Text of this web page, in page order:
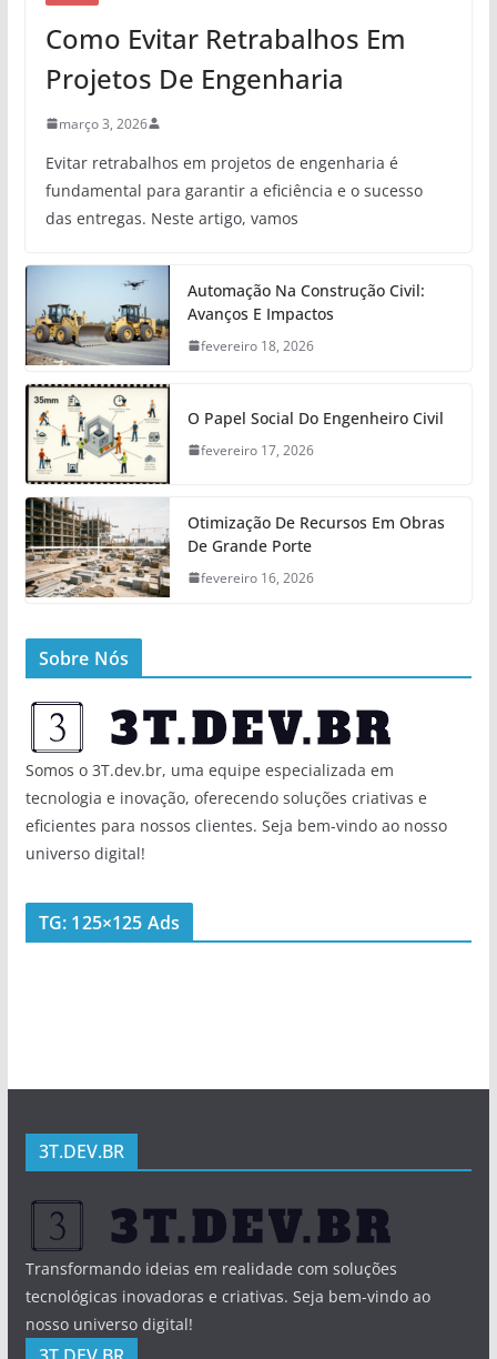
Como Evitar Retrabalhos Em
Projetos De Engenharia
março 3, 2026
Evitar retrabalhos em projetos de engenharia é
fundamental para garantir a eficiência e o sucesso
das entregas. Neste artigo, vamos
Automação Na Construção Civil:
Avanços E Impactos
fevereiro 18, 2026
O Papel Social Do Engenheiro Civil
fevereiro 17, 2026
Otimização De Recursos Em Obras
De Grande Porte
fevereiro 16, 2026
Sobre Nós
Somos o 3T.dev.br, uma equipe especializada em
tecnologia e inovação, oferecendo soluções criativas e
eficientes para nossos clientes. Seja bem-vindo ao nosso
universo digital!
TG: 125×125 Ads
3T.DEV.BR
Transformando ideias em realidade com soluções
tecnológicas inovadoras e criativas. Seja bem-vindo ao
nosso universo digital!